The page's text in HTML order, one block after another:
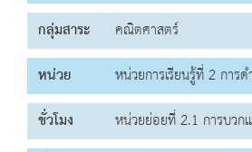
กลุ่มสาระ
คณิตศาสตร์
หน่วย
หน่วยการเรียนรู้ที่ 2 การ
ชั่วโมง
หน่วยย่อยที่ 2.1 การบวก